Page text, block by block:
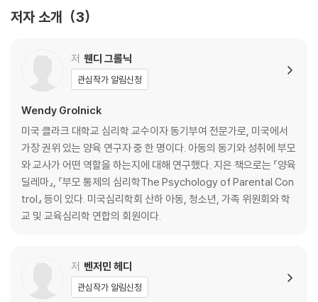
작지 않을 것이다.
What does science tell us about motivation? This book ch
allenges common myths about motivation and offers rea
ders strategies for successfully motivating themselves a
nd others.
Many unscientific and inaccurate ideas about motivation persi
st because they seem so logical, simple, or appealing. For exa
mple, we may say that someone is “unmotivated” and assum
e that this is just part of their personality, whereas in reality ev
eryone is motivated and it’s more likely that their inaction is rel
This book reveals the scientific truth about motivation. Reade
rs will learn to identify and debunk ten persistent myths about
motivation—for example, that visualizing success leads to su
Chapter 9 Telling People They Are Smart Can Backfire 233
otivation 259
Conclusion. Your Turn: Putting the Science of Motivation to Us
e 289
Bonus Chapter A The Compexity of Motivation and Why We St
ruggle With It 305
Bonus Chapter B Where Myths Come From, Why They Stick Ar
ound, and How to Bust Them 313
References 327
Index 359
About the Authors 369
저자 소개 3
저 웬디 그롤닉
관심작가 알림신청
Wendy Grolnick
미국 클라크 대학교 심리학 교수이자 동기부여 전문가로, 미국에서
가장 권위 있는 양육 연구자 중 한 명이다. 아동의 동기와 성취에 부모
와 교사가 어떤 역할을 하는지에 대해 연구했다. 지은 책으로는 『양육
딜레마』, 『부모 통제의 심리학The Psychology of Parental Con
trol』 등이 있다. 미국심리학회 산하 아동, 청소년, 가족 위원회와 학
교 및 교육심리학 연합의 회원이다.
저 벤저민 헤디
관심작가 알림신청